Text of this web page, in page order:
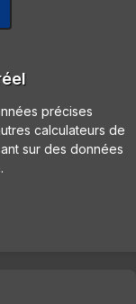
précises
calculateurs de
sur des données